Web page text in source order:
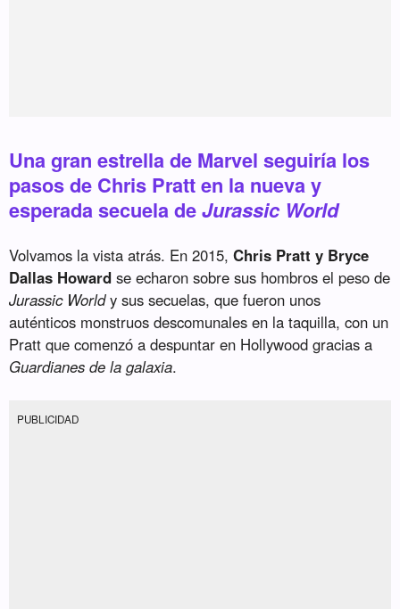
Una gran estrella de Marvel seguiría los
pasos de Chris Pratt en la nueva y
esperada secuela deJurassic World
Volvamos la vista atrás. En 2015,Chris Pratt y Bryce
Dallas Howard se echaron sobre sus hombros el peso de
Jurassic Worldy sus secuelas, que fueron unos
auténticos monstruos descomunales en la taquilla, con un
Pratt que comenzó a despuntar en Hollywood gracias a
Guardianes de la galaxia.
PUBLICIDAD